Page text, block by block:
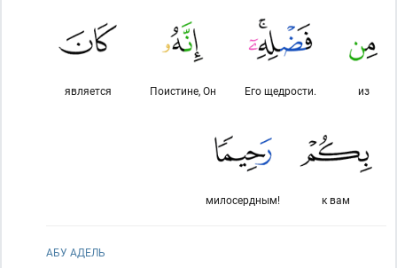
из
Его щедрости.
Поистине, Он
является
к вам
милосердным!
АБУ АДЕЛЬ